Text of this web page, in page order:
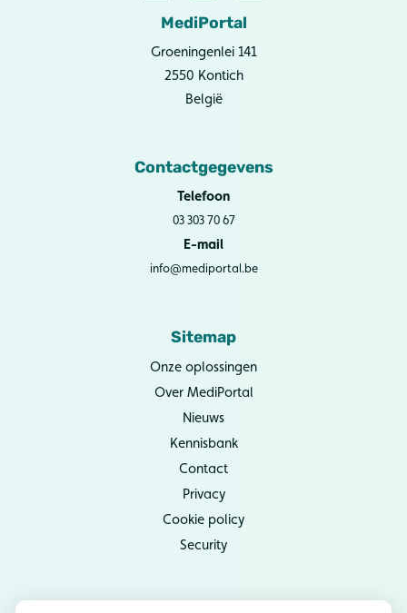
MediPortal
Groeningenlei 141
2550 Kontich
België
Contactgegevens
Telefoon
03 303 70 67
E-mail
info@mediportal.be
Sitemap
Onze oplossingen
Over MediPortal
Nieuws
Kennisbank
Contact
Privacy
Cookie policy
Security